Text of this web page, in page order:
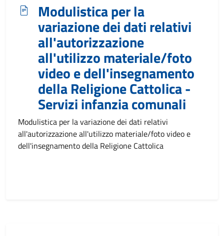
Modulistica per la
variazione dei dati relativi
all'autorizzazione
all'utilizzo materiale/foto
video e dell'insegnamento
della Religione Cattolica -
Servizi infanzia comunali
Modulistica per la variazione dei dati relativi
all'autorizzazione all'utilizzo materiale/foto video e
dell'insegnamento della Religione Cattolica